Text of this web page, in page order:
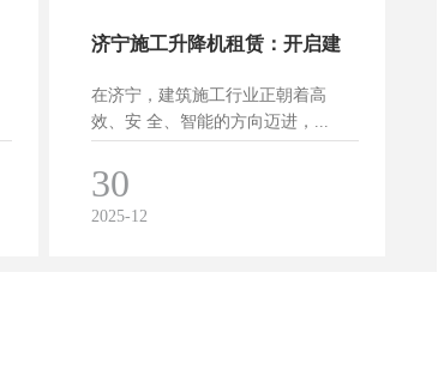
济宁施工升降机租赁：开启建
筑施工新体验
在济宁，建筑施工行业正朝着高
效、安 全、智能的方向迈进，...
30
2025-12